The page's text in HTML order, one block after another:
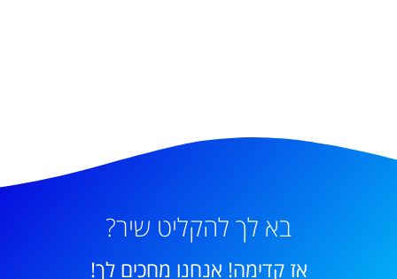
בא לך להקליט שיר?
אז קדימה! אנחנו מחכים לך!